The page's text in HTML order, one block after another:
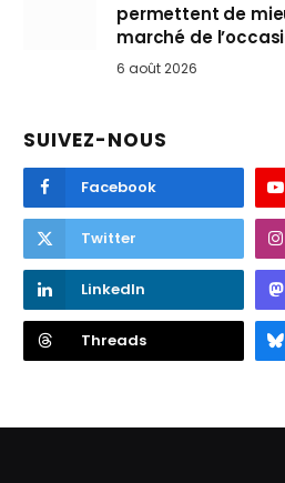
permettent de
marché de
6 août 2026
SUIVEZ-NOUS
Facebook
Twitter
LinkedIn
Threads